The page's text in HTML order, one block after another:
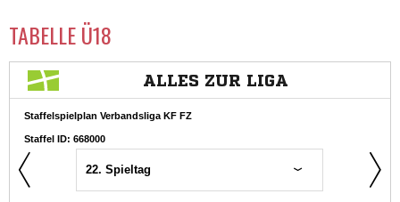
TABELLE Ü18